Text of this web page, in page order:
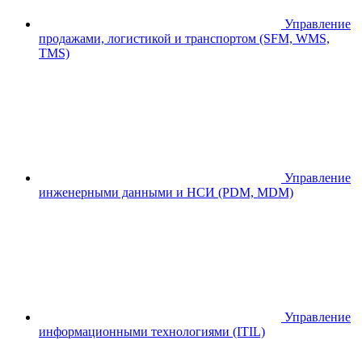
Управление
продажами, логистикой и транспортом (SFM, WMS,
TMS)
Управление
инженерными данными и НСИ (PDM, MDM)
Управление
информационными технологиями (ITIL)